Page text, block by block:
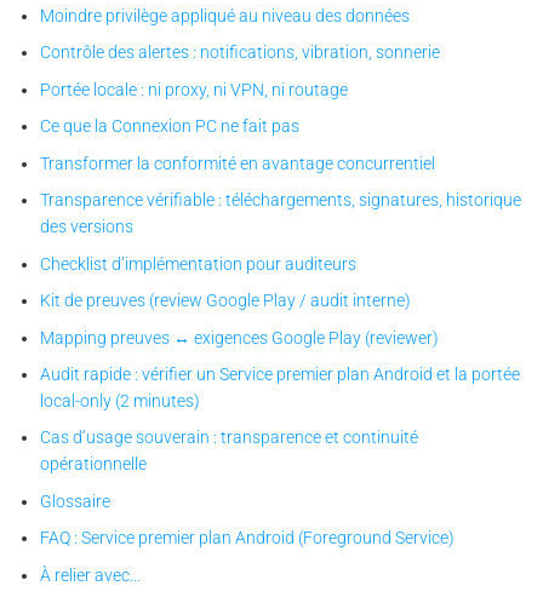
Moindre privilège appliqué au niveau des données
Contrôle des alertes : notifications, vibration, sonnerie
Portée locale : ni proxy, ni VPN, ni routage
Ce que la Connexion PC ne fait pas
Transformer la conformité en avantage concurrentiel
Transparence vérifiable : téléchargements, signatures, historique
des versions
Checklist d’implémentation pour auditeurs
Kit de preuves (review Google Play / audit interne)
Mapping preuves ↔ exigences Google Play (reviewer)
Audit rapide : vérifier un Service premier plan Android et la portée
local-only (2 minutes)
Cas d’usage souverain : transparence et continuité
opérationnelle
Glossaire
FAQ : Service premier plan Android (Foreground Service)
À relier avec…